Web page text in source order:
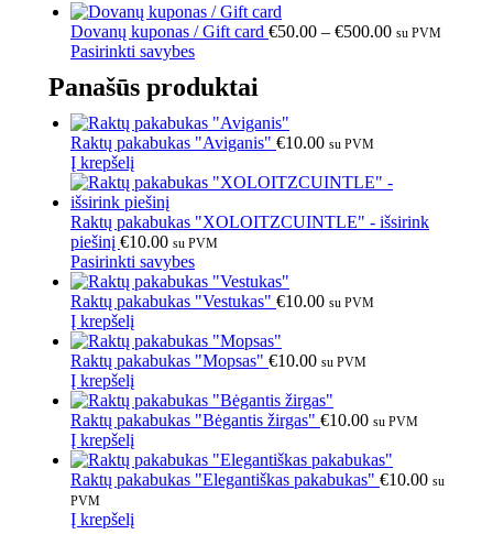
Dovanų kuponas / Gift card €50.00 – €500.00 su PVM
Pasirinkti savybes
Panašūs produktai
Raktų pakabukas "Aviganis" €10.00 su PVM
Į krepšelį
Raktų pakabukas "XOLOITZCUINTLE" - išsirink
piešinį €10.00 su PVM
Pasirinkti savybes
Raktų pakabukas "Vestukas" €10.00 su PVM
Į krepšelį
Raktų pakabukas "Mopsas" €10.00 su PVM
Į krepšelį
Raktų pakabukas "Bėgantis žirgas" €10.00 su PVM
Į krepšelį
Raktų pakabukas "Elegantiškas pakabukas" €10.00 su
PVM
Į krepšelį